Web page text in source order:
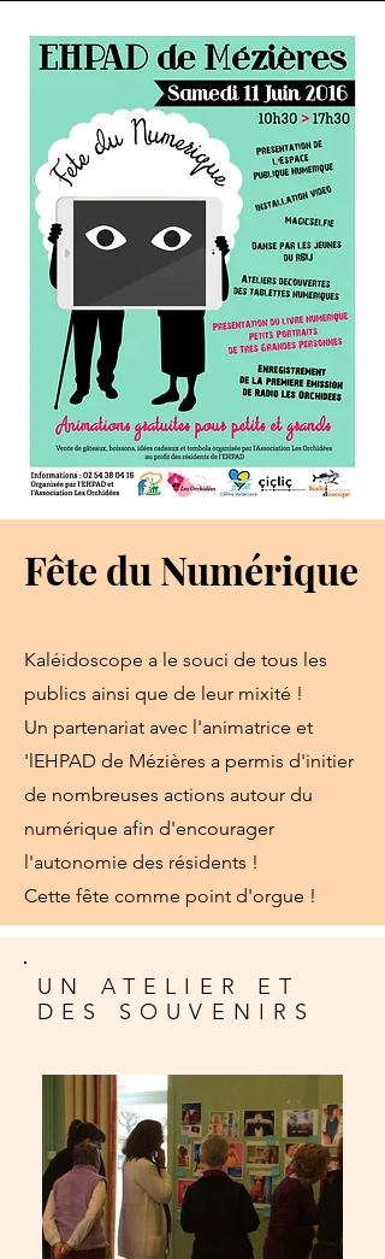
Fête du Numérique
Kaléidoscope a le souci de tous les
publics ainsi que de leur mixité !
Un partenariat avec l'animatrice et
'lEHPAD de Mézières a permis d'initier
de nombreuses actions autour du
numérique afin d'encourager
l'autonomie des résidents !
Cette fête comme point d'orgue !
UN ATELIER ET
DES SOUVENIRS